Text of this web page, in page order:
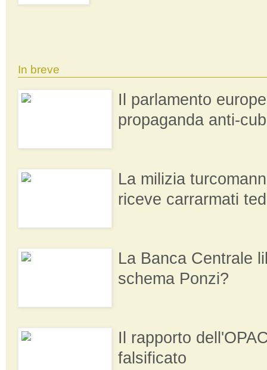
In breve
Il parlamento
propaganda anti-
La milizia
riceve carrarmati
La Banca Centrale
schema Ponzi?
Il rapporto
falsificato